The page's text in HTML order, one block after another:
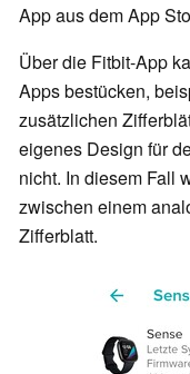
App aus dem App
Über die Fitbit-App
Apps bestücken,
zusätzlichen
eigenes Design für
nicht. In diesem Fall
zwischen einem
Zifferblatt.